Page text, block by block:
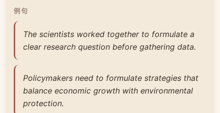
例句
The scientists worked together to formulate a
clear research question before gathering data.
Policymakers need to formulate strategies that
balance economic growth with environmental
protection.